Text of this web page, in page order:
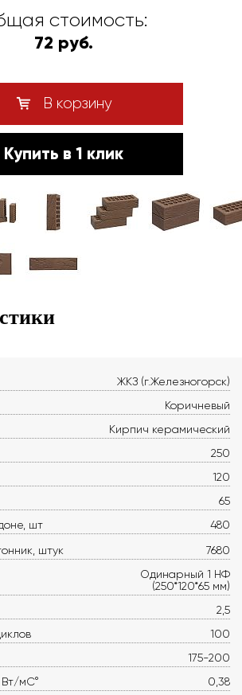
стоимость:
72 руб.
В корзину
Купить в 1 клик
ЖКЗ (г.Железногорск)
Коричневый
Кирпич керамический
250
120
65
шт
480
штук
7680
Одинарный 1 НФ
(250*120*65 мм)
2,5
100
175-200
Вт/мС°
0,38